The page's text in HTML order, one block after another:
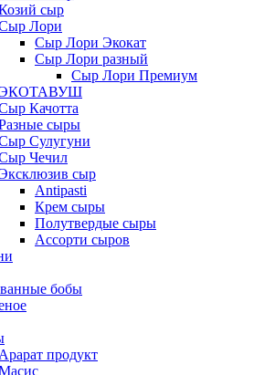
сыр
Лори
Сыр Лори Экокат
Сыр Лори разный
Сыр Лори Премиум
Качотта
сыры
Сулугуни
Чечил
сыр
Antipasti
Крем сыры
Полутвердые сыры
Ассорти сыров
бобы
Арарат продукт